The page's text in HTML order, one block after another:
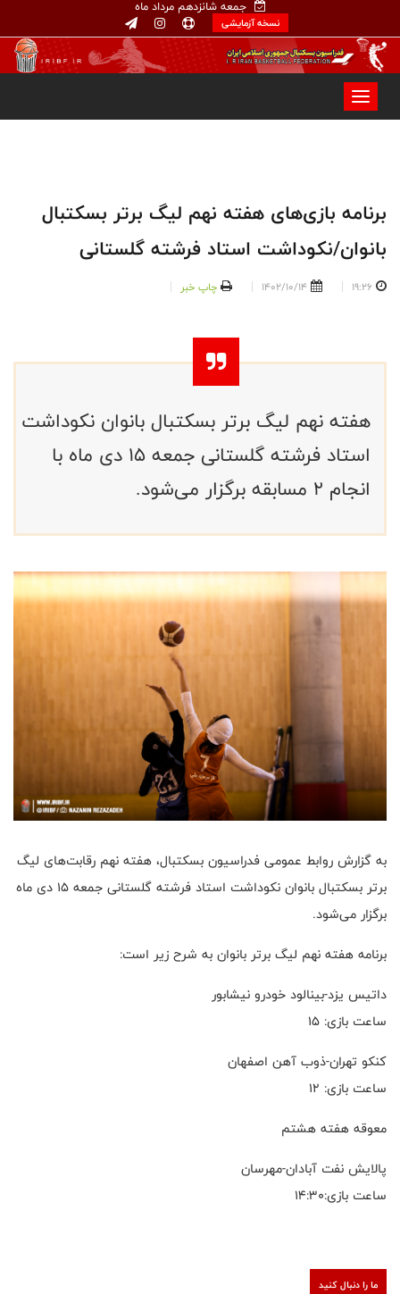
جمعه شانزدهم مرداد ماه
نسخه آزمایشی
برنامه بازی‌های هفته نهم لیگ برتر بسکتبال
بانوان/نکوداشت استاد فرشته گلستانی
19:26
1402/10/14 چاپ خبر
هفته نهم لیگ برتر بسکتبال بانوان نکوداشت
استاد فرشته گلستانی جمعه ۱۵ دی ماه با
انجام ۲ مسابقه برگزار می‌شود.
به گزارش روابط عمومی فدراسیون بسکتبال، هفته نهم رقابت‌های لیگ
برتر بسکتبال بانوان نکوداشت استاد فرشته گلستانی جمعه ۱۵ دی ماه
برگزار می‌شود.
برنامه هفته نهم لیگ برتر بانوان به شرح زیر است:
داتیس یزد-بینالود خودرو نیشابور
ساعت بازی: ۱۵
کنکو تهران-ذوب آهن اصفهان
ساعت بازی: ۱۲
معوقه هفته هشتم
پالایش نفت آبادان-مهرسان
ساعت بازی:۱۴:۳۰
ما را دنبال کنید